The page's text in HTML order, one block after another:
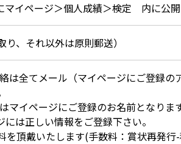
マイページ＞個人成績＞検定 内に公開
、それ以外は原則郵送）
は全てメール（マイページにご登録の
マイページにご登録のお名前となりま
は正しい情報をご登録下さい。
頂戴いたします(手数料：賞状再発行-